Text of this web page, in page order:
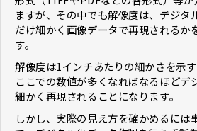
ますが、その中でも解像度は、デジタ
だけ細かく画像データで再現されるか
す。
解像度は1インチあたりの細かさを示
ここでの数値が多くなればなるほどデ
細かく再現されることになります。
しかし、実際の見え方を確かめるには